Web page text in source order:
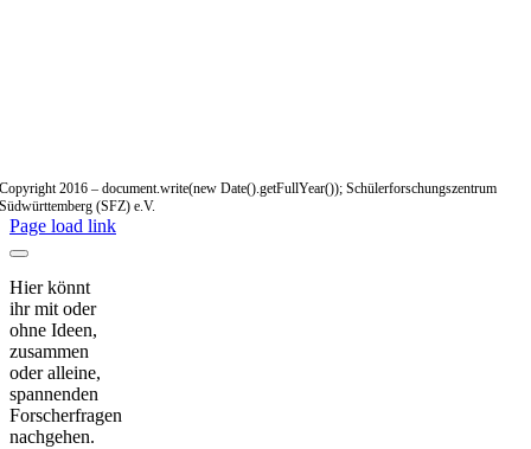
Copyright 2016 – document.write(new Date().getFullYear()); Schülerforschungszentrum
Südwürttemberg (SFZ) e.V.
Page load link
Hier könnt
ihr mit oder
ohne Ideen,
zusammen
oder alleine,
spannenden
Forscherfragen
nachgehen.